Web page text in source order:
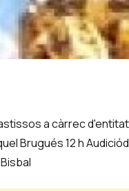
a càrrec
Brugués 12 h